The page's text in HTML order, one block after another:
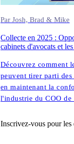
Par Josh, Brad & Mike
Collecte en 2025 :
cabinets d'avocats et
Découvrez comment
peuvent tirer parti
en maintenant la
l'industrie du COO de
Inscrivez-vous pour les